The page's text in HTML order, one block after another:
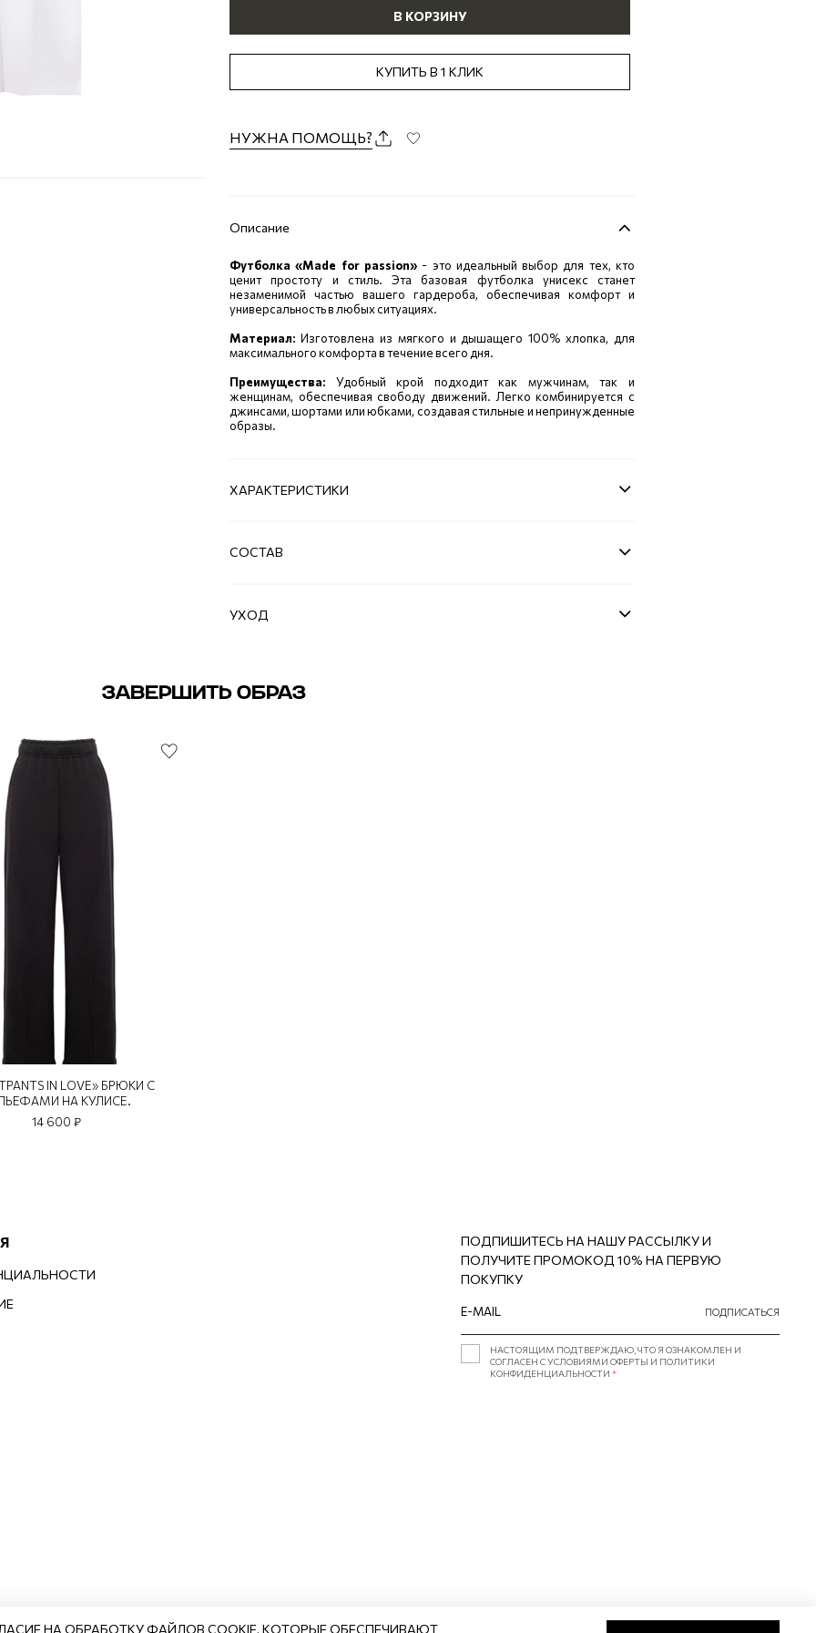
В КОРЗИНУ
КУПИТЬ В 1 КЛИК
НУЖНА ПОМОЩЬ?
Описание
Футболка «Made for passion»- это идеальный выбор для тех, кто
ценит простоту и стиль. Эта базовая футболка унисекс станет
незаменимой частью вашего гардероба, обеспечивая комфорт и
универсальность в любых ситуациях.
Материал: Изготовлена из мягкого и дышащего 100% хлопка, для
максимального комфорта в течение всего дня.
Преимущества: Удобный крой подходит как мужчинам, так и
женщинам, обеспечивая свободу движений. Легко комбинируется с
джинсами, шортами или юбками, создавая стильные и непринужденные
образы.
ХАРАКТЕРИСТИКИ
СОСТАВ
УХОД
ЗАВЕРШИТЬ ОБРАЗ
IN LOVE» БРЮКИ С
НА КУЛИСЕ.
14 600 ₽
ПОДПИШИТЕСЬ НА НАШУ РАССЫЛКУ И
ПОЛУЧИТЕ ПРОМОКОД 10% НА ПЕРВУЮ
ПОКУПКУ
ПОДПИСАТЬСЯ
НАСТОЯЩИМ ПОДТВЕРЖДАЮ, ЧТО Я ОЗНАКОМЛЕН И
СОГЛАСЕН С УСЛОВИЯМИ ОФЕРТЫ И ПОЛИТИКИ
КОНФИДЕНЦИАЛЬНОСТИ*
НА ОБРАБОТКУ ФАЙЛОВ COOKIE, КОТОРЫЕ ОБЕСПЕЧИВАЮТ